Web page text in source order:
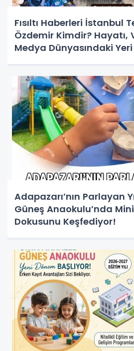
Fısıltı Haberleri İstanbul
Özdemir Kimdir? Hayatı,
Medya Dünyasındaki Yeri
Adapazarı’nın Parlayan
Güneş Anaokulu’nda
Dokusunu Keşfediyor!